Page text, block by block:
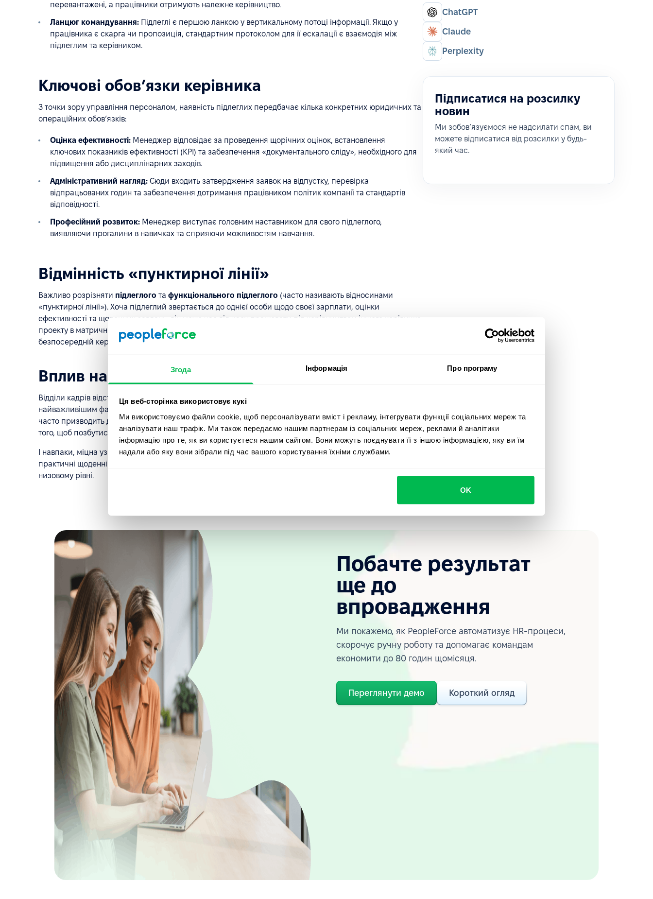
Згода Інформація Про програму
Ця веб-сторінка використовує кукі
Ми використовуємо файли cookie, щоб персоналізувати вміст і рекламу, інтегрувати функції соціальних мереж та
аналізувати наш трафік. Ми також передаємо нашим партнерам із соціальних мереж, реклами й аналітики
інформацію про те, як ви користуєтеся нашим сайтом. Вони можуть поєднувати її з іншою інформацією, яку ви їм
надали або яку вони зібрали під час вашого користування їхніми службами.
OK
перевантажені, а працівники отримують належне керівництво.
Ланцюг командування: Підлеглі є першою ланкою у вертикальному потоці інформації. Якщо у
працівника є скарга чи пропозиція, стандартним протоколом для її ескалації є взаємодія між
підлеглим та керівником.
Ключові обов’язки керівника
З точки зору управління персоналом, наявність підлеглих передбачає кілька конкретних юридичних та
операційних обов’язків:
Оцінка ефективності: Менеджер відповідає за проведення щорічних оцінок, встановлення
ключових показників ефективності (KPI) та забезпечення «документального сліду», необхідного для
підвищення або дисциплінарних заходів.
Адміністративний нагляд: Сюди входить затвердження заявок на відпустку, перевірка
відпрацьованих годин та забезпечення дотримання працівником політик компанії та стандартів
відповідності.
Професійний розвиток: Менеджер виступає головним наставником для свого підлеглого,
виявляючи прогалини в навичках та сприяючи можливостям навчання.
Відмінність «пунктирної лінії»
Важливо розрізняти підлеглого та функціонального підлеглого (часто називають відносинами
«пунктирної лінії»). Хоча підлеглий звертається до однієї особи щодо своєї зарплати, оцінки
ефективності та щоденних завдань, він може час від часу працювати під керівництвом іншого керівника
проекту в матричній організації. Однак «власником» працівника з точки зору HR залишається
безпосередній керівник.
Вплив на здоров'я організації
Відділи кадрів відстежують якість відносин між менеджерами та їхніми підлеглими, оскільки це є
найважливішим фактором, що визначає утримання співробітників. Коли ці відносини руйнуються, це
часто призводить до «добровільної плинності кадрів», коли співробітник залишає компанію саме для
того, щоб позбутися нагляду цього менеджера.
І навпаки, міцна узгодженість дій підлеглих гарантує, що високі цілі компанії перетворюються на
практичні щоденні завдання, підтримуючи узгодженість між стратегією керівництва та виконанням на
низовому рівні.
ChatGPT
Claude
Perplexity
Підписатися на розсилку
новин
Ми зобовʼязуємося не надсилати спам, ви
можете відписатися від розсилки у будь-
який час.
Побачте результат
ще до
впровадження
Ми покажемо, як PeopleForce автоматизує HR-процеси,
скорочує ручну роботу та допомагає командам
економити до 80 годин щомісяця.
Переглянути демо Короткий огляд